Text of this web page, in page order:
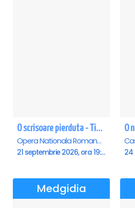
O scrisoare pierduta - Timisoara
Opera Nationala Romana , Timisoara
21 septembrie 2026, ora 19:00
Medgidia